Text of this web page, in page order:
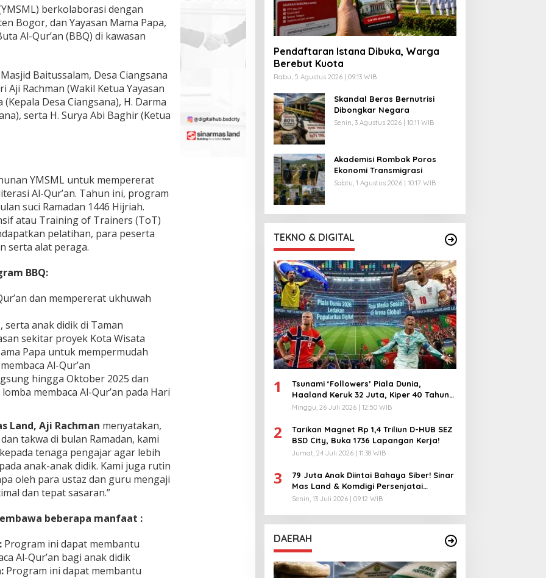
berkolaborasi dengan
Bogor, dan Yayasan Mama Papa,
Al-Qur’an (BBQ) di kawasan
Baitussalam, Desa Ciangsana
Rachman (Wakil Ketua Yayasan
Desa Ciangsana), H. Darma
serta H. Surya Abi Baghir (Ketua
YMSML untuk mempererat
Al-Qur’an. Tahun ini, program
suci Ramadan 1446 Hijriah.
atau Training of Trainers (ToT)
pelatihan, para peserta
serta alat peraga.
BBQ:
dan mempererat ukhuwah
serta anak didik di Taman
sekitar proyek Kota Wisata
Papa untuk mempermudah
Al-Qur’an
hingga Oktober 2025 dan
membaca Al-Qur’an pada Hari
Land, Aji Rachman menyatakan,
takwa di bulan Ramadan, kami
tenaga pengajar agar lebih
anak-anak didik. Kami juga rutin
oleh para ustaz dan guru mengaji
dan tepat sasaran.”
beberapa manfaat :
Program ini dapat membantu
Al-Qur’an bagi anak didik
Program ini dapat membantu
Pendaftaran Istana Dibuka, Warga
Berebut Kuota
Rabu, 5 Agustus 2026 | 09:13 WIB
Skandal Beras Bernutrisi
Dibongkar Negara
Senin, 3 Agustus 2026 | 10:11 WIB
Akademisi Rombak Poros
Ekonomi Transmigrasi
Sabtu, 1 Agustus 2026 | 10:17 WIB
TEKNO & DIGITAL
1
Tsunami ‘Followers’ Piala Dunia,
Haaland Keruk 32 Juta, Kiper 40 Tahun
Bikin Geger!
Minggu, 26 Juli 2026 | 12:50 WIB
2
Tarikan Magnet Rp 1,4 Triliun D-HUB SEZ
BSD City, Buka 1736 Lapangan Kerja!
Jumat, 24 Juli 2026 | 11:38 WIB
3
79 Juta Anak Diintai Bahaya Siber! Sinar
Mas Land & Komdigi Persenjatai
Ratusan Guru!
Senin, 13 Juli 2026 | 09:12 WIB
DAERAH